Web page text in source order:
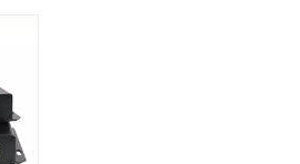
をサポートします。